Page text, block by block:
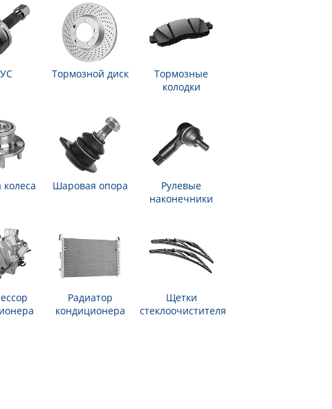
Тормозной диск
Тормозные
колодки
Шаровая опора
Рулевые
наконечники
Радиатор
кондиционера
Щетки
стеклоочистителя